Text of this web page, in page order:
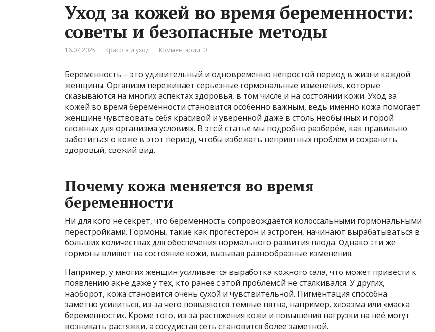
Уход за кожей во время беременности:
советы и безопасные методы
16.07.2025 Красота и уход Комментарии: 0
Беременность – это удивительный и одновременно непростой период в жизни каждой
женщины. Организм переживает серьезные гормональные изменения, которые
сказываются на многих аспектах здоровья, в том числе и на состоянии кожи. Уход за
кожей во время беременности становится особенно важным, ведь именно кожа помогает
женщине чувствовать себя красивой и уверенной даже в столь необычных и порой
сложных для организма условиях. В этой статье мы подробно разберём, как правильно
заботиться о коже в этот период, чтобы избежать неприятных проблем и сохранить
здоровый, свежий вид.
Почему кожа меняется во время
беременности
Ни для кого не секрет, что беременность сопровождается колоссальными гормональными
перестройками. Гормоны, такие как прогестерон и эстроген, начинают вырабатываться в
больших количествах для обеспечения нормального развития плода. Однако эти же
гормоны влияют на состояние кожи, вызывая разнообразные изменения.
Например, у многих женщин усиливается выработка кожного сала, что может привести к
появлению акне даже у тех, кто ранее с этой проблемой не сталкивался. У других,
наоборот, кожа становится очень сухой и чувствительной. Пигментация способна
заметно усилиться, из-за чего появляются тёмные пятна, например, хлоазма или «маска
беременности». Кроме того, из-за растяжения кожи и повышения нагрузки на неё могут
возникать растяжки, а сосудистая сеть становится более заметной.